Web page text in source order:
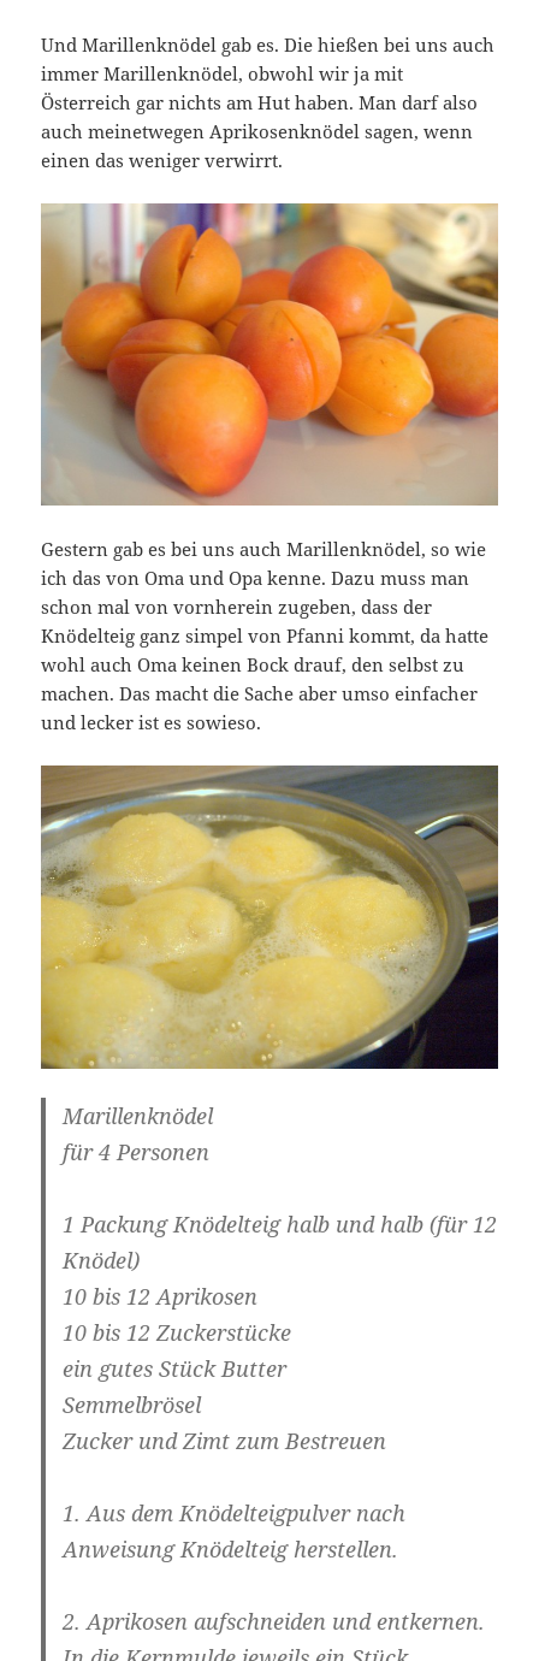
Und Marillenknödel gab es. Die hießen bei uns auch
immer Marillenknödel, obwohl wir ja mit
Österreich gar nichts am Hut haben. Man darf also
auch meinetwegen Aprikosenknödel sagen, wenn
einen das weniger verwirrt.
Gestern gab es bei uns auch Marillenknödel, so wie
ich das von Oma und Opa kenne. Dazu muss man
schon mal von vornherein zugeben, dass der
Knödelteig ganz simpel von Pfanni kommt, da hatte
wohl auch Oma keinen Bock drauf, den selbst zu
machen. Das macht die Sache aber umso einfacher
und lecker ist es sowieso.
Marillenknödel
für 4 Personen
1 Packung Knödelteig halb und halb (für 12
Knödel)
10 bis 12 Aprikosen
10 bis 12 Zuckerstücke
ein gutes Stück Butter
Semmelbrösel
Zucker und Zimt zum Bestreuen
1. Aus dem Knödelteigpulver nach
Anweisung Knödelteig herstellen.
2. Aprikosen aufschneiden und entkernen.